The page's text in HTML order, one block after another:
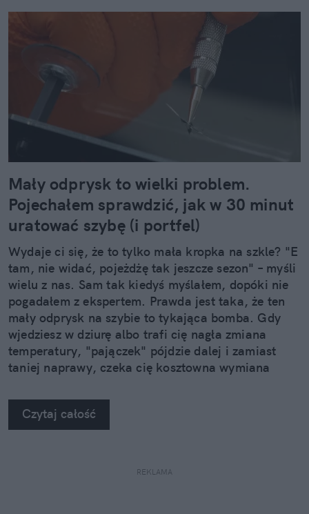
Mały odprysk to wielki problem.
Pojechałem sprawdzić, jak w 30 minut
uratować szybę (i portfel)
Wydaje ci się, że to tylko mała kropka na szkle? "E
tam, nie widać, pojeżdżę tak jeszcze sezon" – myśli
wielu z nas. Sam tak kiedyś myślałem, dopóki nie
pogadałem z ekspertem. Prawda jest taka, że ten
mały odprysk na szybie to tykająca bomba. Gdy
wjedziesz w dziurę albo trafi cię nagła zmiana
temperatury, "pajączek" pójdzie dalej i zamiast
taniej naprawy, czeka cię kosztowna wymiana
na własne oczy zobaczyć, jak profesjonaliści radzą
sobie z takimi uszkodzeniami.
Czytaj całość
REKLAMA